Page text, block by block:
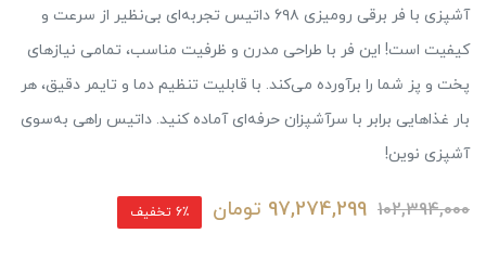
آشپزی با فر برقی رومیزی ۶۹۸ داتیس تجربه‌ای بی‌نظیر از سرعت و
کیفیت است! این فر با طراحی مدرن و ظرفیت مناسب، تمامی نیازهای
پخت و پز شما را برآورده می‌کند. با قابلیت تنظیم دما و تایمر دقیق، هر
بار غذاهایی برابر با سرآشپزان حرفه‌ای آماده کنید. داتیس راهی به‌سوی
آشپزی نوین!
102,394,000
97,274,299 تومان 6٪ تخفیف